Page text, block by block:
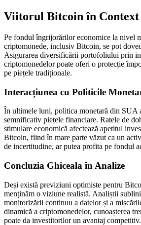
Viitorul Bitcoin în Context
Pe fondul îngrijorărilor economice la nivel
criptomonede, inclusiv Bitcoin, se pot
Asigurarea diversificării portofoliului prin
criptomonedelor poate oferi o protecție
pe piețele tradiționale.
Interacțiunea cu Politicile
În ultimele luni, politica monetară din SUA
semnificativ piețele financiare. Ratele de
stimulare economică afectează apetitul
Bitcoin, fiind în mare parte văzut ca un
de incertitudine, ar putea profita pe fondul
Concluzia Ghiceala în Analize
Deși există previziuni optimiste pentru
menținăm o viziune realistă. Analiștii
monitorizării continuu a datelor și a
dinamică a criptomonedelor, cunoașterea
poate da investitorilor un avantaj competitiv.